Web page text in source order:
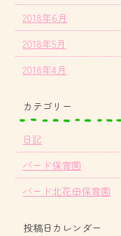
2018年6月
2018年5月
2018年4月
カテゴリー
日記
バード保育園
バード北花田保育園
投稿日カレンダー